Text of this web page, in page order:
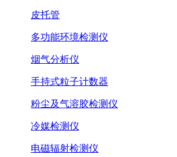
皮托管
多功能环境检测仪
烟气分析仪
手持式粒子计数器
粉尘及气溶胶检测仪
冷媒检测仪
电磁辐射检测仪